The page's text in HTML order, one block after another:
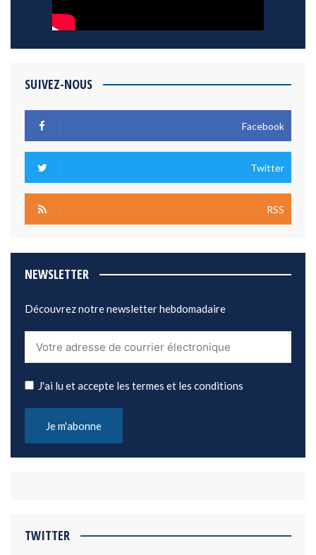
SUIVEZ-NOUS
Facebook
Twitter
RSS
NEWSLETTER
Découvrez notre newsletter hebdomadaire
J'ai lu et accepte les termes et les conditions
TWITTER